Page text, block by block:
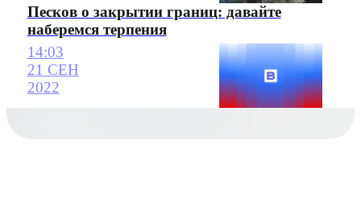
Песков о закрытии границ: давайте
наберемся терпения
14:03
21 СЕН
2022